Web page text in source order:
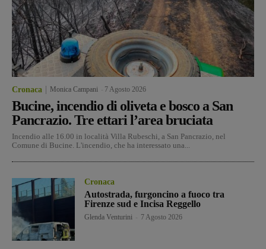
Cronaca Monica Campani 7 Agosto 2026
Bucine, incendio di oliveta e bosco a San
Pancrazio. Tre ettari l’area bruciata
Incendio alle 16.00 in località Villa Rubeschi, a San Pancrazio, nel
Comune di Bucine. L'incendio, che ha interessato una...
Cronaca
Autostrada, furgoncino a fuoco tra
Firenze sud e Incisa Reggello
Glenda Venturini 7 Agosto 2026